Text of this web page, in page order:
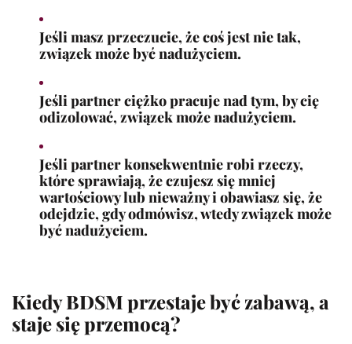
Jeśli masz przeczucie, że coś jest nie tak,
związek może być nadużyciem.
Jeśli partner ciężko pracuje nad tym, by cię
odizolować, związek może nadużyciem.
Jeśli partner konsekwentnie robi rzeczy,
które sprawiają, że czujesz się mniej
wartościowy lub nieważny i obawiasz się, że
odejdzie, gdy odmówisz, wtedy związek może
być nadużyciem.
Kiedy BDSM przestaje być zabawą, a
staje się przemocą?